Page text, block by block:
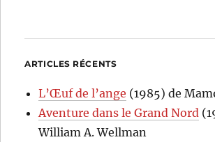
ARTICLES RÉCENTS
L’Œuf de l’ange (1985) de
Aventure dans le Grand Nord
William A. Wellman